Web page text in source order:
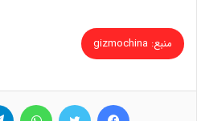
منبع: gizmochina